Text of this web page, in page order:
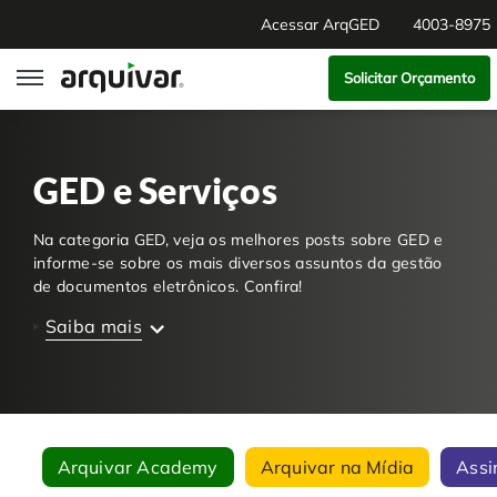
Acessar ArqGED 4003-8975
ArqSign
Soluções
Gestão de Documentos
Software para BPM
Segmentos
Agronegócio
Sobre Nós
Solicitar Orçamento
GED e Serviços
Na categoria GED, veja os melhores posts sobre GED e
informe-se sobre os mais diversos assuntos da gestão
de documentos eletrônicos. Confira!
Saiba mais
Arquivar Academy Arquivar na Mídia